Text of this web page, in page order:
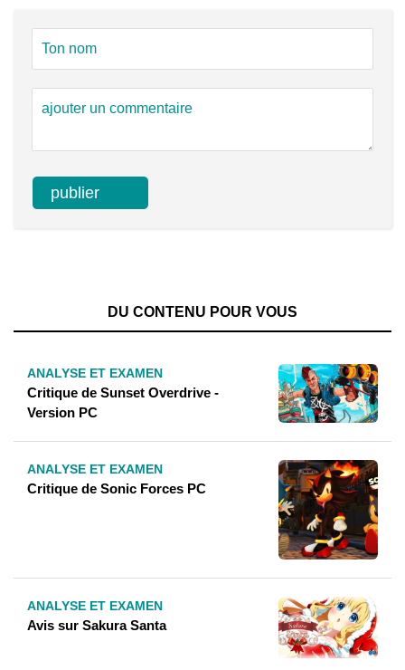
DU CONTENU POUR VOUS
ANALYSE ET EXAMEN
Critique de Sunset Overdrive -
Version PC
ANALYSE ET EXAMEN
Critique de Sonic Forces PC
ANALYSE ET EXAMEN
Avis sur Sakura Santa